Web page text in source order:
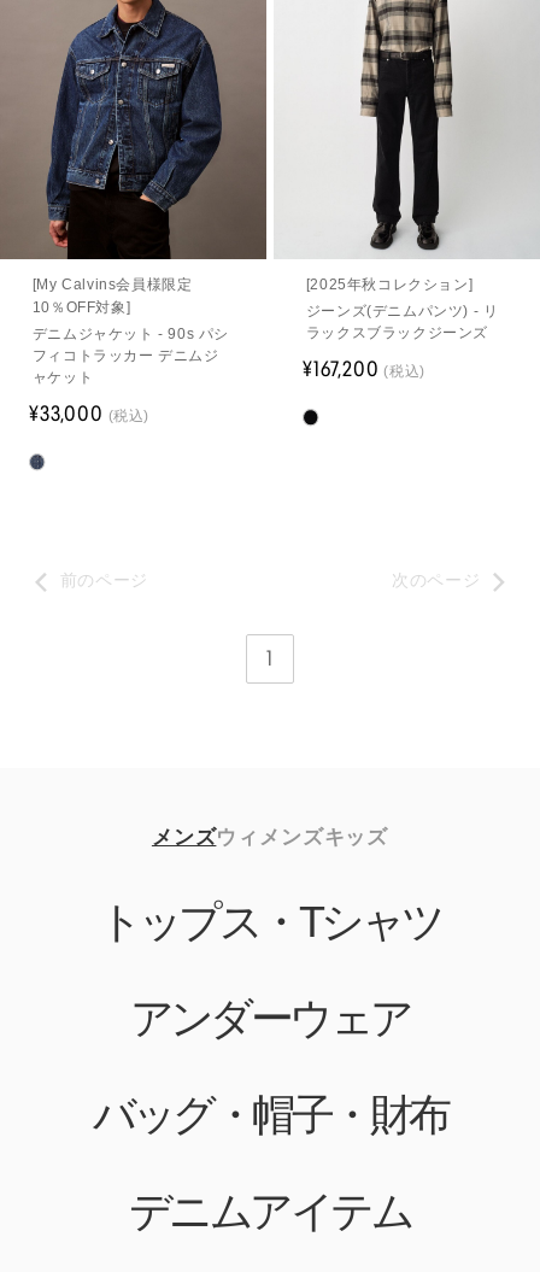
[My Calvins会員様限定
10％OFF対象]
デニムジャケット - 90s パシ
フィコトラッカー デニムジ
ャケット
¥33,000 (税込)
[2025年秋コレクション]
ジーンズ(デニムパンツ) - リ
ラックスブラックジーンズ
¥167,200(税込)
前のページ
1
次のページ
メンズ
トップス・Tシャツ
アンダーウェア
バッグ・帽子・財布
デニムアイテム
ウィメンズキッズ